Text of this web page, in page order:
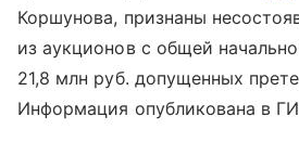
Коршунова, признаны
из аукционов с общей
21,8 млн руб. допущенных
Информация опубликована в